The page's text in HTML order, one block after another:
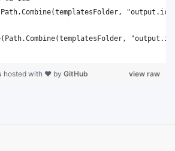
view raw
hosted with ❤ by GitHub